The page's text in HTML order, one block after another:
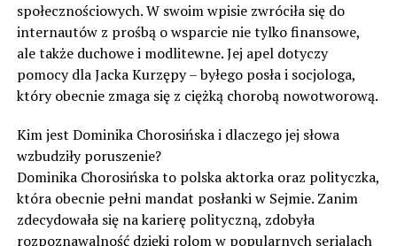
społecznościowych. W swoim wpisie zwróciła się do
internautów z prośbą o wsparcie nie tylko finansowe,
ale także duchowe i modlitewne. Jej apel dotyczy
pomocy dla Jacka Kurzępy – byłego posła i socjologa,
który obecnie zmaga się z ciężką chorobą nowotworową.
Kim jest Dominika Chorosińska i dlaczego jej słowa
wzbudziły poruszenie?
Dominika Chorosińska to polska aktorka oraz polityczka,
która obecnie pełni mandat posłanki w Sejmie. Zanim
zdecydowała się na karierę polityczną, zdobyła
rozpoznawalność dzięki rolom w popularnych serialach